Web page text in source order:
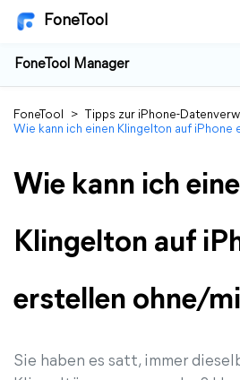
FoneTool
FoneTool Manager
FoneTool > Tipps zur iPhone-
Wie kann ich einen Klingelton auf iPhone
Wie kann ich
Klingelton auf
erstellen ohne/
Sie haben es satt, immer